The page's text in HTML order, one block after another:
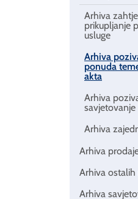
Arhiva
prikupljanje
usluge
Arhiva
ponuda
akta
Arhiva
savjetovanje
Arhiva
Arhiva
Arhiva ostalih
Arhiva